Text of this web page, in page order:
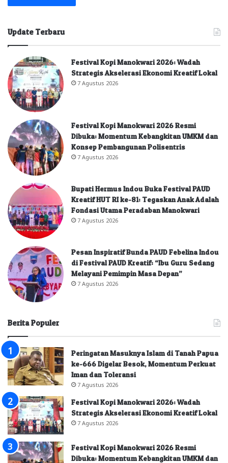
Update Terbaru
Festival Kopi Manokwari 2026: Wadah
Strategis Akselerasi Ekonomi Kreatif Lokal
7 Agustus 2026
Festival Kopi Manokwari 2026 Resmi
Dibuka: Momentum Kebangkitan UMKM dan
Konsep Pembangunan Polisentris
7 Agustus 2026
Bupati Hermus Indou Buka Festival PAUD
Kreatif HUT RI ke-81: Tegaskan Anak Adalah
Fondasi Utama Peradaban Manokwari
7 Agustus 2026
Pesan Inspiratif Bunda PAUD Febelina Indou
di Festival PAUD Kreatif: “Ibu Guru Sedang
Melayani Pemimpin Masa Depan”
7 Agustus 2026
Berita Populer
Peringatan Masuknya Islam di Tanah Papua
ke-666 Digelar Besok, Momentum Perkuat
Iman dan Toleransi
7 Agustus 2026
Festival Kopi Manokwari 2026: Wadah
Strategis Akselerasi Ekonomi Kreatif Lokal
7 Agustus 2026
Festival Kopi Manokwari 2026 Resmi
Dibuka: Momentum Kebangkitan UMKM dan